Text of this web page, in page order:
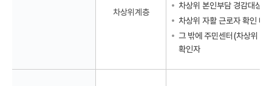
차상위계층
차상위 본인부담 경감대상자
차상위 자활 근로자 확인 대
그 밖에 주민센터(차상위 수
확인자